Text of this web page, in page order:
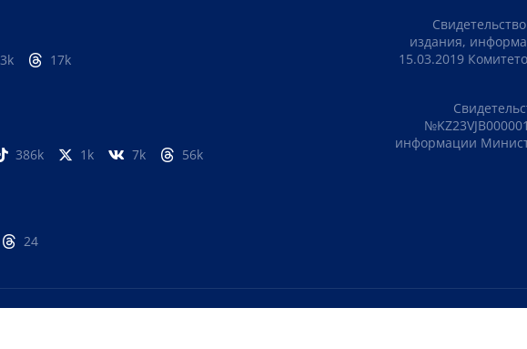
17k
386k 1k 7k 56k
24
издания,
15.03.2019
информации